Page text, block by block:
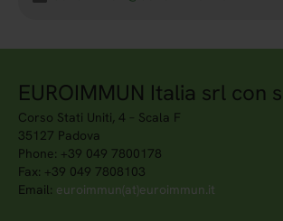
EUROIMMUN Italia srl con
Corso Stati Uniti, 4 – Scala F
35127 Padova
Phone: +39 049 7800178
Fax: +39 049 7808103
Email: euroimmun(at)euroimmun.it